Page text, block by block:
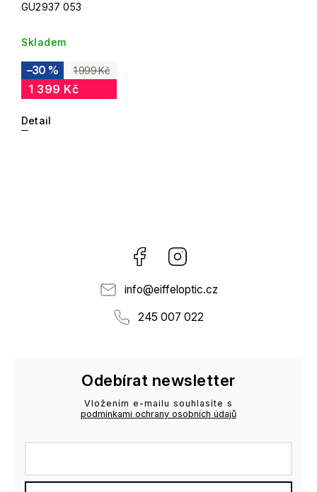
GU2937 053
Skladem
1 999 Kč
–30 %
1 399 Kč
Detail
Facebook
info@eiffeloptic.cz
245 007 022
Odebírat newsletter
Vložením e-mailu souhlasíte s
podmínkami ochrany osobních údajů